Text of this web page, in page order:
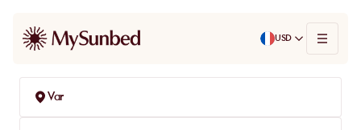
USD
Var